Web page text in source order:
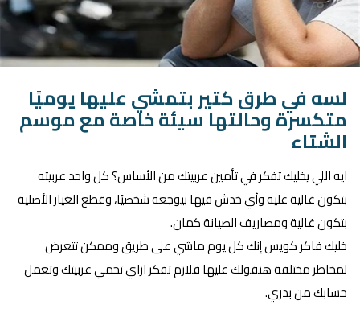
لسه في طرق كتير بتمشي عليها يوميًا
متكسرة وحالتها سيئة خاصة مع موسم
الشتاء
ايه اللي يخليك تفكر في تأمين عربيتك من الأساس؟ كل واحد عربيته
بتكون غالية عليه وأي خدش فيها بيوجعه شخصيًا، وقطع الغيار الأصلية
بتكون غالية ومصاريف الصيانة كمان.
خليك فاكر كويس إنك كل يوم ماشي على طريق وممكن تتعرض
لمخاطر مختلفة هنقولك عليها فلازم تفكر ازاي تحمي عربيتك وتعمل
حسابك من بدري.